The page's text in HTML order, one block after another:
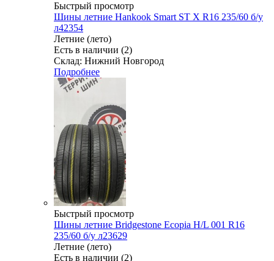
Быстрый просмотр
Шины летние Hankook Smart ST X R16 235/60 б/у
л42354
Летние (лето)
Есть в наличии (2)
Склад: Нижний Новгород
Подробнее
Быстрый просмотр
Шины летние Bridgestone Ecopia H/L 001 R16
235/60 б/у л23629
Летние (лето)
Есть в наличии (2)